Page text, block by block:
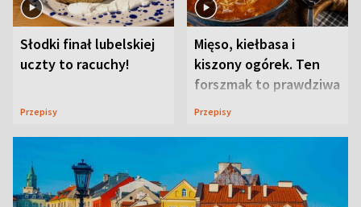
Słodki finał lubelskiej
uczty to racuchy!
Przepisy
Mięso, kiełbasa i
kiszony ogórek. Ten
forszmak to prawdziwa
uczta
Przepisy